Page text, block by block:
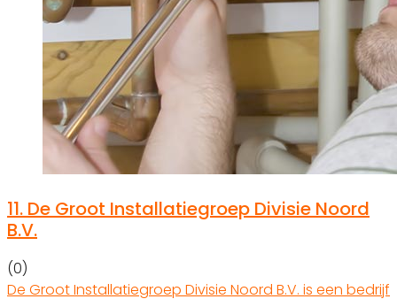
11. De Groot Installatiegroep Divisie Noord
B.V.
(0)
De Groot Installatiegroep Divisie Noord B.V. is een bedrijf